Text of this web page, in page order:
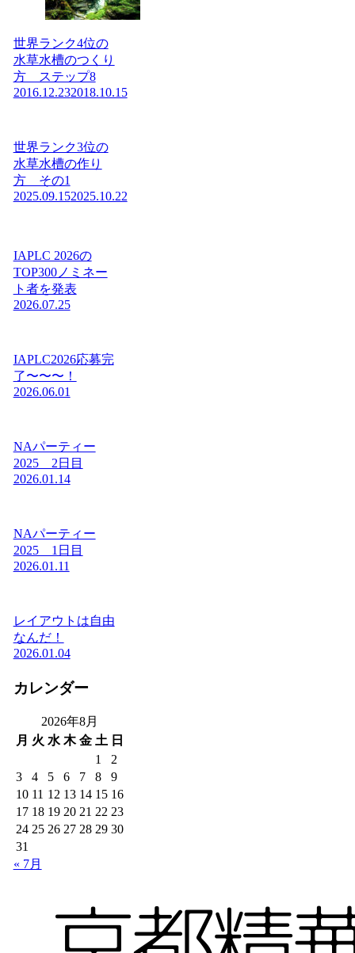
世界ランク4位の
水草水槽のつくり
方 ステップ8
2016.12.232018.10.15
世界ランク3位の
水草水槽の作り
方 その1
2025.09.152025.10.22
IAPLC 2026の
TOP300ノミネー
ト者を発表
2026.07.25
IAPLC2026応募完
了〜〜〜！
2026.06.01
NAパーティー
2025 2日目
2026.01.14
NAパーティー
2025 1日目
2026.01.11
レイアウトは自由
なんだ！
2026.01.04
カレンダー
2026年8月
月 火 水 木 金 土 日
1
2
3
4 5 6 7 8
9
10 11 12 13 14 15 16
17 18 19 20 21 22 23
24 25 26 27 28 29 30
31
« 7月